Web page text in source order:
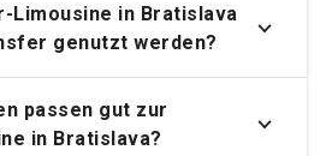
Limousine in Bratislava
genutzt werden?
passen gut zur
in Bratislava?